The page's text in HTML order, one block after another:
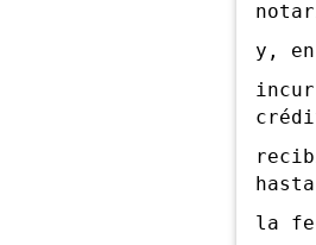
y,
hasta
la